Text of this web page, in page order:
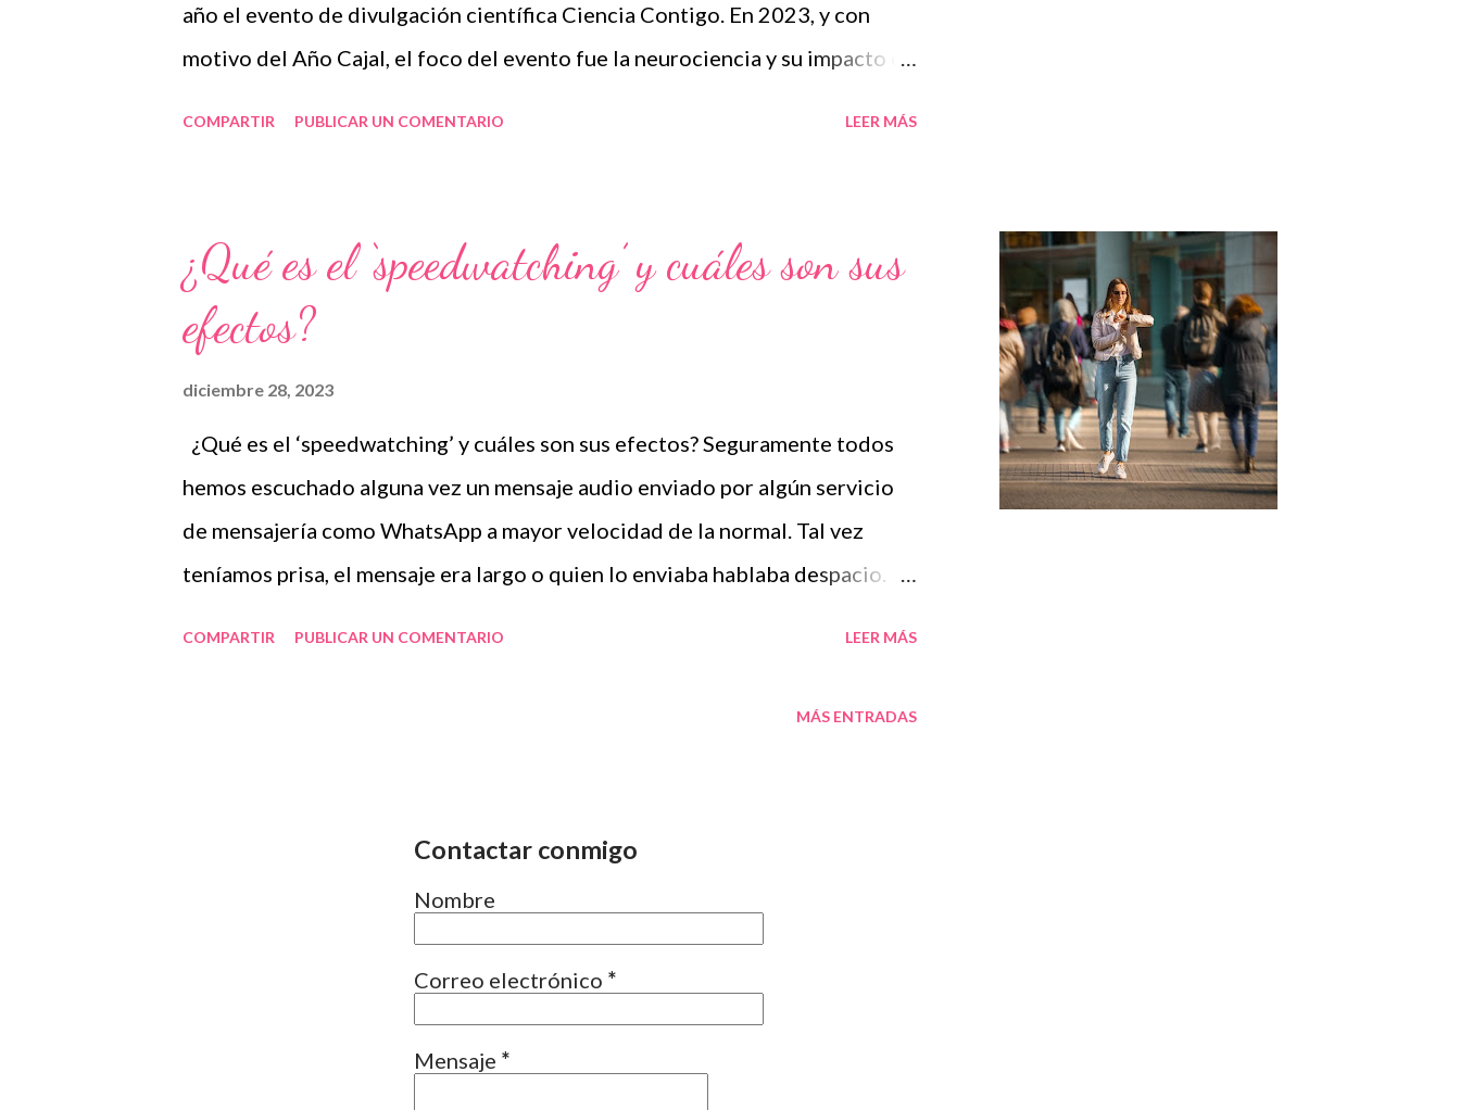
año el evento de divulgación científica Ciencia Contigo. En 2023, y con
motivo del Año Cajal, el foco del evento fue la neurociencia y su impacto en
COMPARTIR PUBLICAR UN COMENTARIO LEER MÁS
¿Qué es el ‘speedwatching’ y cuáles son sus
efectos?
diciembre 28, 2023
¿Qué es el ‘speedwatching’ y cuáles son sus efectos? Seguramente todos
hemos escuchado alguna vez un mensaje audio enviado por algún servicio
de mensajería como WhatsApp a mayor velocidad de la normal. Tal vez
teníamos prisa, el mensaje era largo o quien lo enviaba hablaba despacio.
tendencia se denomina speedwatching y, aunque se observa sobre todo en
es susceptible de ser escuchado o visto a mayor velocidad para ser
Telegram , TikTok y otras plataformas y redes sociales tienen la función de
acelerar la velocidad de reproducción, ya desde 2019 los navegadores
COMPARTIR PUBLICAR UN COMENTARIO LEER MÁS
MÁS ENTRADAS
Contactar conmigo
Nombre
Correo electrónico *
Mensaje *